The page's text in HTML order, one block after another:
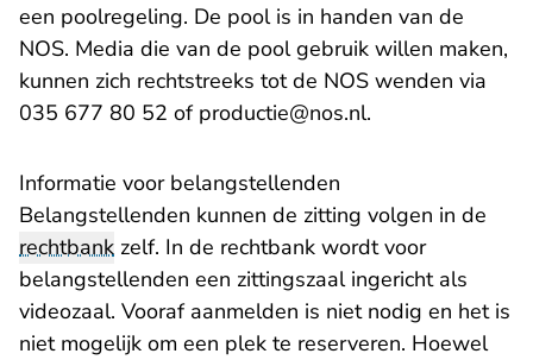
een poolregeling. De pool is in handen van de
NOS. Media die van de pool gebruik willen maken,
kunnen zich rechtstreeks tot de NOS wenden via
035 677 80 52 of productie@nos.nl- U verlaat
.
Informatie voor belangstellenden
Belangstellenden kunnen de zitting volgen in de
rechtbank zelf. In de rechtbank wordt voor
belangstellenden een zittingszaal ingericht als
videozaal. Vooraf aanmelden is niet nodig en het is
niet mogelijk om een plek te reserveren. Hoewel